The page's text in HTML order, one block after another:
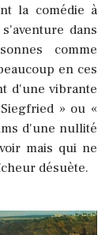
la comédie à
dans
comme
en ces
d'une vibrante
» ou «
d'une nullité
mais qui ne
désuète.